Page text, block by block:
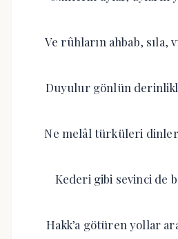
Ve rûhların ahbab, sıla,
Duyulur gönlün
Ne melâl türküleri dinler
Kederi gibi sevinci de
Hakk’a götüren yollar